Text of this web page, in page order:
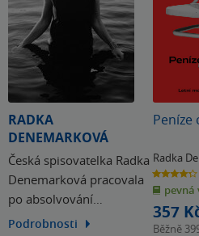
RADKA
DENEMARKOVÁ
Česká spisovatelka Radka
Denemarková pracovala
po absolvování
Filozofické fakulty UK
Podrobnosti
Peníze
Radka
4.3
z
5
hvězdiček
pevná
357
Běžně